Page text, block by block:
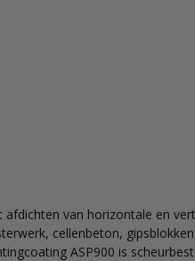
van horizontale en
cellenbeton,
ASP900 is